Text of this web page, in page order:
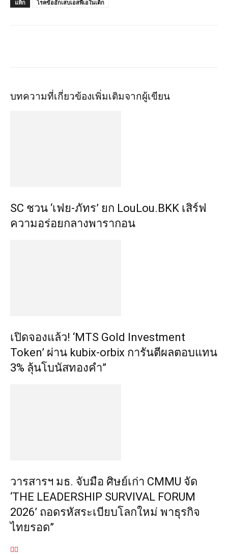
แท็ก โรคข้ออักเสบเอสพีเอในเด็ก
บทความที่เกี่ยวข้องเพิ่มเติมจากผู้เขียน
SC ชวน ‘เฟย-ภัทร’ ยก LouLou.BKK เสิร์ฟ
ความอร่อยกลางพารากอน
เปิดจองแล้ว! ‘MTS Gold Investment
Token’ ผ่าน kubix-orbix การันตีผลตอบแทน
3% ลุ้นโบนัสทองคำ”
วารสารฯ มธ. จับมือ ศิษย์เก่า CMMU จัด
‘THE LEADERSHIP SURVIVAL FORUM
2026’ ถอดรหัสระเบียบโลกใหม่ พาธุรกิจ
ไทยรอด”